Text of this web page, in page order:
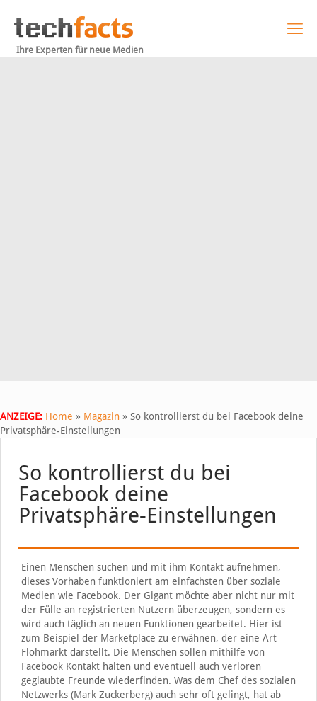
Ihre Experten für neue Medien
ANZEIGE: Home » Magazin » So kontrollierst du bei Facebook deine
Privatsphäre-Einstellungen
So kontrollierst du bei
Facebook deine
Privatsphäre-Einstellungen
Einen Menschen suchen und mit ihm Kontakt aufnehmen,
dieses Vorhaben funktioniert am einfachsten über soziale
Medien wie Facebook. Der Gigant möchte aber nicht nur mit
der Fülle an registrierten Nutzern überzeugen, sondern es
wird auch täglich an neuen Funktionen gearbeitet. Hier ist
zum Beispiel der Marketplace zu erwähnen, der eine Art
Flohmarkt darstellt. Die Menschen sollen mithilfe von
Facebook Kontakt halten und eventuell auch verloren
geglaubte Freunde wiederfinden. Was dem Chef des sozialen
Netzwerks (Mark Zuckerberg) auch sehr oft gelingt, hat ab